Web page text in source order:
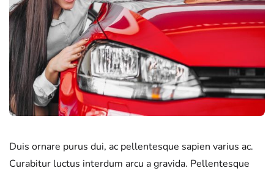
Duis ornare purus dui, ac pellentesque sapien varius ac.
Curabitur luctus interdum arcu a gravida. Pellentesque